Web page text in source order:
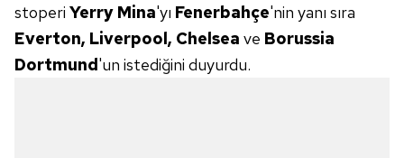
stoperi Yerry Mina'yı Fenerbahçe'nin yanı sıra
Everton, Liverpool, Chelsea ve Borussia
Dortmund'un istediğini duyurdu.